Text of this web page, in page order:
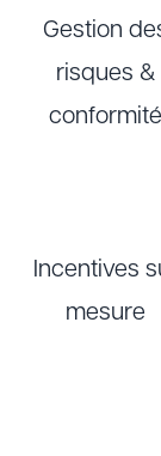
Gestion
risques &
conformité
Incentives
mesure